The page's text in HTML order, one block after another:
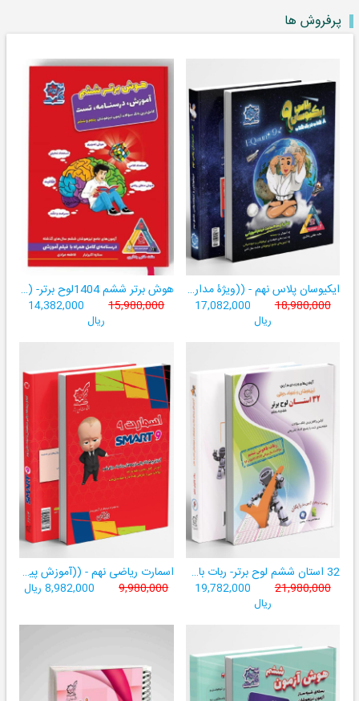
پرفروش ها
ایکیوسان پلاس نهم - ((ویژۀ مدارس نمونه دولتی، تیزهوشان و سمپاد+ فیلم‌های آموزشی+سامانۀ آزمون‌ساز رایگان))
18,980,000
17,082,000
ریال
هوش برتر ششم 1404لوح برتر- ((ویژۀ آزمون تیزهوشان پایۀ ششم+ فیلم آموزشی + سامانۀ آزمون‌ساز رایگان))
15,980,000
14,382,000
ریال
32 استان ششم لوح برتر- ربات باهوش ششم ((به همراه سامانۀ آزمون‌ساز رایگان))
21,980,000
19,782,000
ریال
اسمارت ریاضی نهم - ((آموزش پیشرفتۀ ریاضی تیزهوشان و نمونه‌دولتی نهم+ سامانۀ آزمون‌ساز آنلاین))
9,980,000 8,982,000 ریال